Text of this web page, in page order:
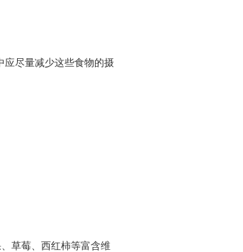
应尽量减少这些食物的摄
草莓、西红柿等富含维